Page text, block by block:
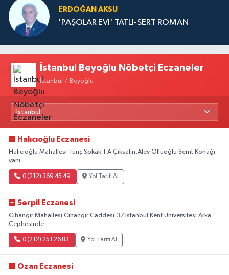
ERDOĞAN AKSU
'PAŞOLAR EVİ' TATLI-SERT ROMAN
İstanbul Beyoğlu Nöbetçi Eczaneler
İstanbul / Beyoğlu
Halıcıoğlu Eczanesi
Halıcıoğlu Mahallesi Tunç Sokak 1 A Çıksalın,Alev Ofluoğlu Semt Konağı
yanı
0 (212) 369 45 49 Yol Tarifi Al
Serpil Eczanesi
Cihangir Mahallesi Cihangir Caddesi 37 İstanbul Kent Üniversitesi Arka
Cephesinde
0 (212) 251 26 83 Yol Tarifi Al
Ozan Eczanesi